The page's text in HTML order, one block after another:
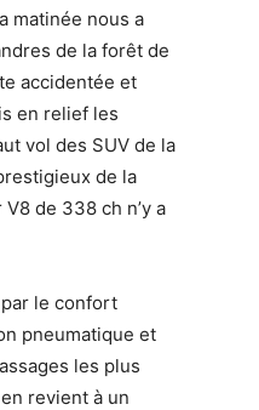
matinée nous a
de la forêt de
accidentée et
en relief les
vol des SUV de la
de la
de 338 ch n’y a
le confort
pneumatique et
les plus
revient à un